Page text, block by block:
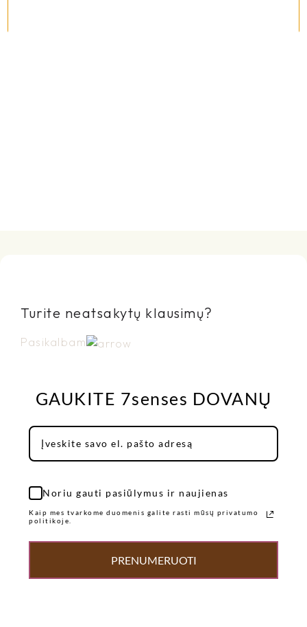
Turite neatsakytų klausimų?
Pasikalbam
GAUKITE 7senses DOVANŲ
Noriu gauti pasiūlymus ir naujienas
Kaip mes tvarkome duomenis galite rasti mūsų privatumo
politikoje.
PRENUMERUOTI